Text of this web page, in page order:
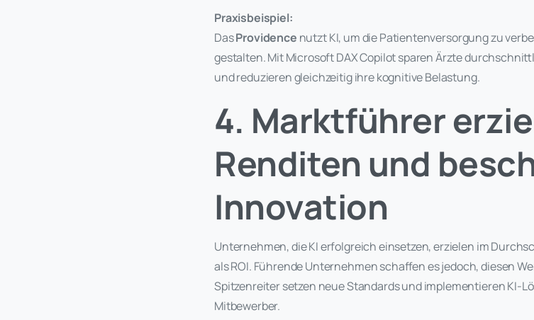
Praxisbeispiel:
DasProvidence nutzt KI, um die Patientenversorgung zu
gestalten. Mit Microsoft DAX Copilot sparen Ärzte
und reduzieren gleichzeitig ihre kognitive Belastung.
4. Marktführer
Renditen und
Innovation
Unternehmen, die KI erfolgreich einsetzen, erzielen im
als ROI. Führende Unternehmen schaffen es jedoch, diesen
Spitzenreiter setzen neue Standards und implementieren KI-
Mitbewerber.